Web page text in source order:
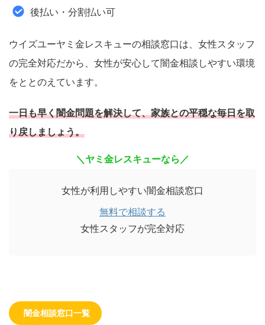
後払い・分割払い可
ウイズユーヤミ金レスキューの相談窓口は、女性スタッフ
の完全対応だから、女性が安心して闇金相談しやすい環境
をととのえています。
一日も早く闇金問題を解決して、家族との平穏な毎日を取
り戻しましょう。
＼ヤミ金レスキューなら／
女性が利用しやすい闇金相談窓口
無料で相談する
女性スタッフが完全対応
闇金相談窓口一覧